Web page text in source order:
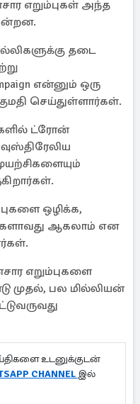
எறும்புகள் அந்த
தடை
என்னும் ஒரு
செய்துள்ளார்கள்.
ட்ரோன்
ஒழிக்க,
ஆகலாம் என
எறும்புகளை
முதல், பல மில்லியன்
உடனுக்குடன்
CHANNEL இல்